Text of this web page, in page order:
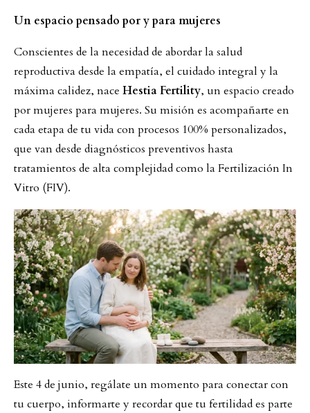
Un espacio pensado por y para mujeres
Conscientes de la necesidad de abordar la salud
reproductiva desde la empatía, el cuidado integral y la
máxima calidez, nace Hestia Fertility, un espacio creado
por mujeres para mujeres. Su misión es acompañarte en
cada etapa de tu vida con procesos 100% personalizados,
que van desde diagnósticos preventivos hasta
tratamientos de alta complejidad como la Fertilización In
Vitro (FIV).
Este 4 de junio, regálate un momento para conectar con
tu cuerpo, informarte y recordar que tu fertilidad es parte